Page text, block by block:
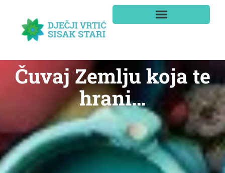
Čuvaj Zemlju koja te
hrani…